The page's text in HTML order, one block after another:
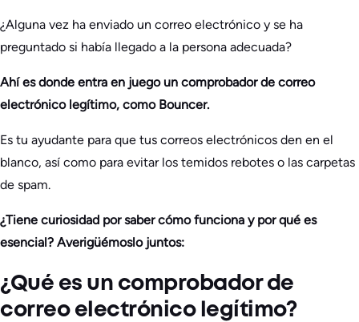
¿Alguna vez ha enviado un correo electrónico y se ha
preguntado si había llegado a la persona adecuada?
Ahí es donde entra en juego un comprobador de correo
electrónico legítimo, como Bouncer.
Es tu ayudante para que tus correos electrónicos den en el
blanco, así como para evitar los temidos rebotes o las carpetas
de spam.
¿Tiene curiosidad por saber cómo funciona y por qué es
esencial? Averigüémoslo juntos:
¿Qué es un comprobador de
correo electrónico legítimo?